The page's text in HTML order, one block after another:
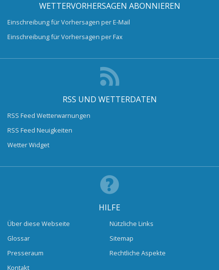
WETTERVORHERSAGEN ABONNIEREN
Einschreibung für Vorhersagen per E-Mail
Einschreibung für Vorhersagen per Fax
RSS UND WETTERDATEN
RSS Feed Wetterwarnungen
RSS Feed Neuigkeiten
Wetter Widget
HILFE
Über diese Webseite
Glossar
Presseraum
Kontakt
Nützliche Links
Sitemap
Rechtliche Aspekte